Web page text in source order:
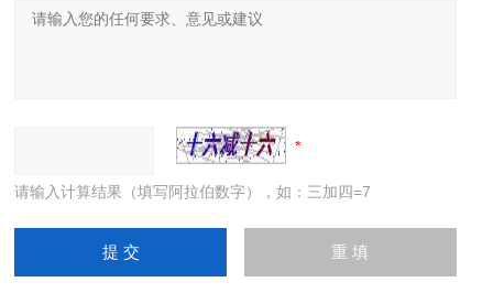
请输入计算结果（填写阿拉伯数字），如：三加四=7